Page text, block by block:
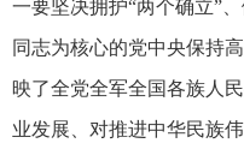
一要坚决拥护“两个确立”
同志为核心的党中央保持
映了全党全军全国各族人
业发展、对推进中华民族